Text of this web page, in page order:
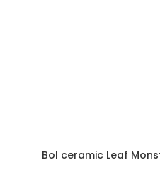
Bol ceramic Leaf